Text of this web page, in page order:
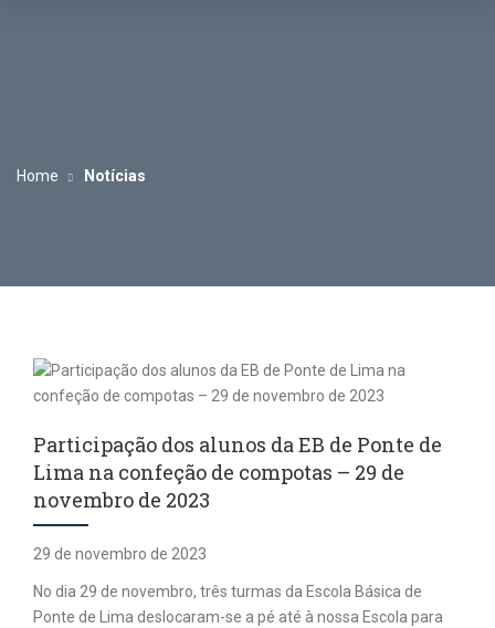
Home Notícias
Participação dos alunos da EB de Ponte de
Lima na confeção de compotas – 29 de
novembro de 2023
29 de novembro de 2023
No dia 29 de novembro, três turmas da Escola Básica de
Ponte de Lima deslocaram-se a pé até à nossa Escola para